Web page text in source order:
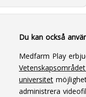
Du kan också
Medfarm Play
universitet
administrera